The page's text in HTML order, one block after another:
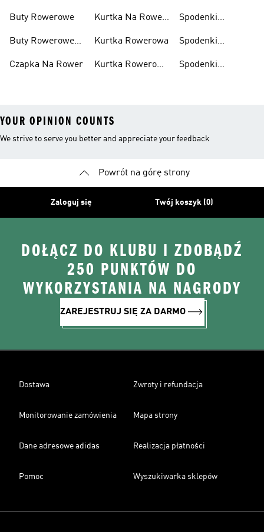
Buty Rowerowe
Buty Rowerowe
Czapka Na Rower
Kurtka Na Rower
Kurtka Rowerowa
Kurtka Rowerowa
Spodenki
Spodenki
Damskie
Spodenki
YOUR OPINION COUNTS
We strive to serve you better and appreciate your feedback
Powrót na górę strony
Zaloguj się Twój koszyk (0)
DOŁĄCZ DO KLUBU I ZDOBĄDŹ
250 PUNKTÓW DO
WYKORZYSTANIA NA NAGRODY
ZAREJESTRUJ SIĘ ZA DARMO
Dostawa Zwroty i refundacja
Monitorowanie zamówienia Mapa strony
Dane adresowe adidas Realizacja płatności
Pomoc Wyszukiwarka sklepów